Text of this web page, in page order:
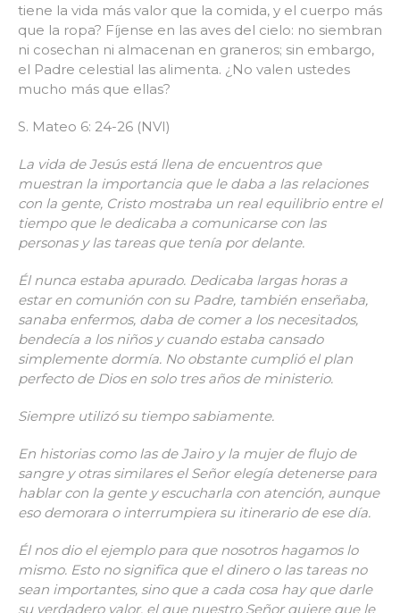
tiene la vida más valor que la comida, y el cuerpo más
que la ropa? Fíjense en las aves del cielo: no siembran
ni cosechan ni almacenan en graneros; sin embargo,
el Padre celestial las alimenta. ¿No valen ustedes
mucho más que ellas?
S. Mateo 6: 24-26 (NVI)
La vida de Jesús está llena de encuentros que
muestran la importancia que le daba a las relaciones
con la gente, Cristo mostraba un real equilibrio entre el
tiempo que le dedicaba a comunicarse con las
personas y las tareas que tenía por delante.
Él nunca estaba apurado. Dedicaba largas horas a
estar en comunión con su Padre, también enseñaba,
sanaba enfermos, daba de comer a los necesitados,
bendecía a los niños y cuando estaba cansado
simplemente dormía. No obstante cumplió el plan
perfecto de Dios en solo tres años de ministerio.
Siempre utilizó su tiempo sabiamente.
En historias como las de Jairo y la mujer de flujo de
sangre y otras similares el Señor elegía detenerse para
hablar con la gente y escucharla con atención, aunque
eso demorara o interrumpiera su itinerario de ese día.
Él nos dio el ejemplo para que nosotros hagamos lo
mismo. Esto no significa que el dinero o las tareas no
sean importantes, sino que a cada cosa hay que darle
su verdadero valor, el que nuestro Señor quiere que le